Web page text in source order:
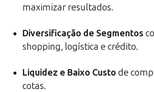
maximizar resultados.
Diversificação de Segmentos
shopping, logística e crédito.
Liquidez e Baixo Custo de
cotas.